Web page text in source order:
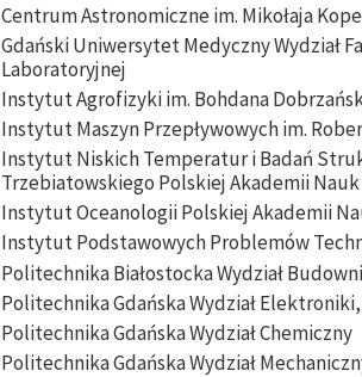
Centrum Astronomiczne im. Mikołaja
Gdański Uniwersytet Medyczny Wydział
Laboratoryjnej
Instytut Agrofizyki im. Bohdana
Instytut Maszyn Przepływowych im.
Instytut Niskich Temperatur i Badań
Trzebiatowskiego Polskiej Akademii Nauk
Instytut Oceanologii Polskiej Akademii
Instytut Podstawowych Problemów
Politechnika Białostocka Wydział
Politechnika Gdańska Wydział
Politechnika Gdańska Wydział Chemiczny
Politechnika Gdańska Wydział